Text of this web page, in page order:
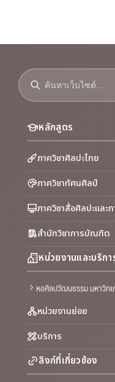
หลักสูตร
ภาควิชาศิลปะไทย
ภาควิชาทัศนศิลป์
ภาควิชาสื่อศิลปะและ
สำนักวิชาการบัณฑิต
หน่วยงานและบริกา
หอศิลปวัฒนธรรม มหาวิท
หน่วยงานย่อย
บริการ
ลิงก์ที่เกี่ยวข้อง